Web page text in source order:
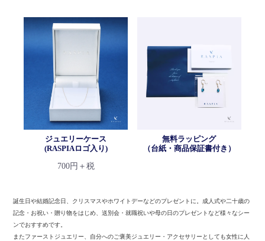
ジュエリーケース
(RASPIAロゴ入り)
700円＋税
無料ラッピング
（台紙・商品保証書付き）
誕生日や結婚記念日、クリスマスやホワイトデーなどのプレゼントに。 成人式や二十歳の
記念・お祝い・贈り物をはじめ、送別会・就職祝いや母の日のプレゼントなど様々なシー
ンでおすすめです。
またファーストジュエリー、自分へのご褒美ジュエリー・アクセサリーとしても女性に人